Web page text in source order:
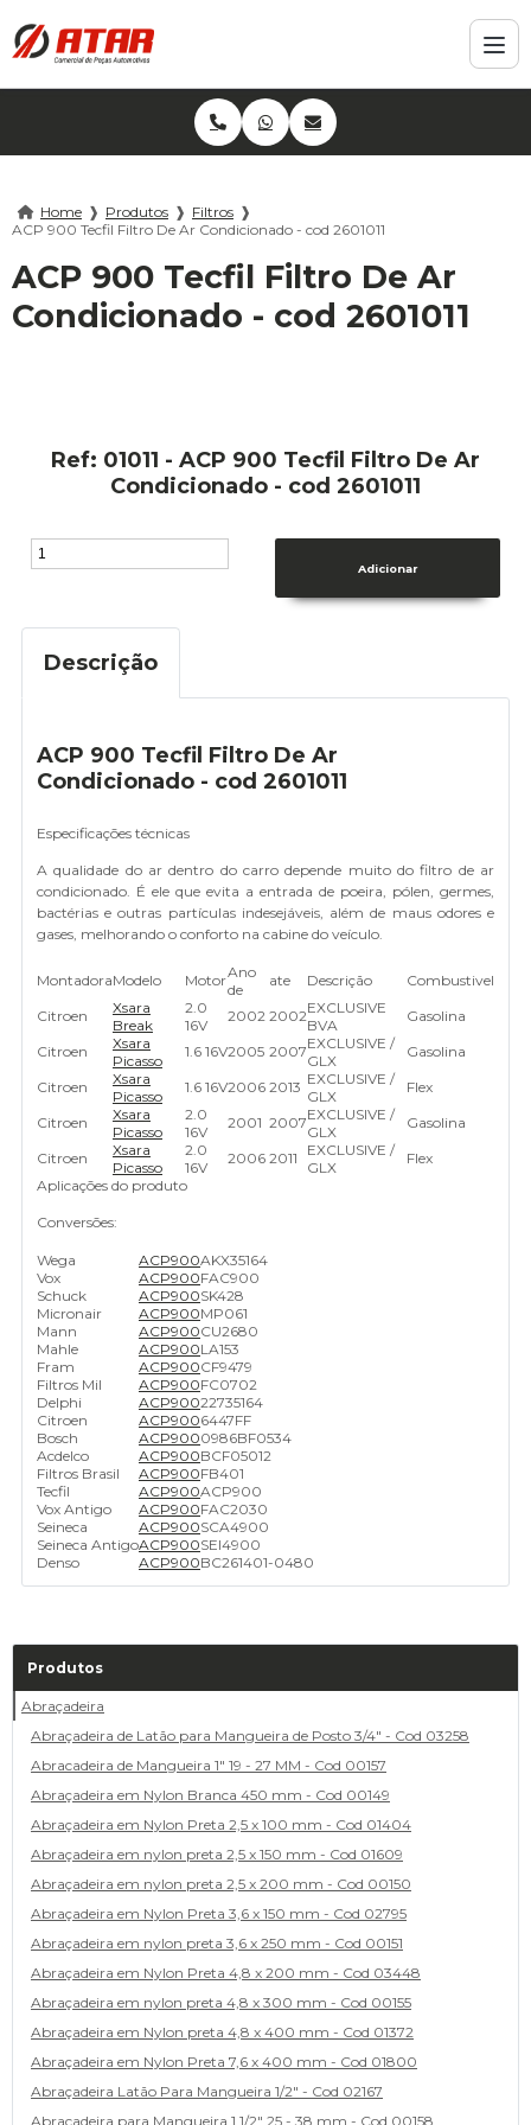
Home ❱ Produtos ❱ Filtros ❱
ACP 900 Tecfil Filtro De Ar Condicionado - cod 2601011
ACP 900 Tecfil Filtro De Ar
Condicionado - cod 2601011
Ref: 01011 - ACP 900 Tecfil Filtro De Ar
Condicionado - cod 2601011
Descrição
ACP 900 Tecfil Filtro De Ar
Condicionado - cod 2601011
Especificações técnicas
A qualidade do ar dentro do carro depende muito do filtro de ar
condicionado. É ele que evita a entrada de poeira, pólen, germes,
bactérias e outras partículas indesejáveis, além de maus odores e
gases, melhorando o conforto na cabine do veículo.
MontadoraModelo MotorAno
de
ate Descrição
Combustivel
Citroen
Xsara
Break
2.0
16V
2002 2002EXCLUSIVE
BVA
Gasolina
Citroen
Xsara
Picasso
1.6 16V2005 2007EXCLUSIVE /
GLX
Gasolina
Citroen
Xsara
Picasso
1.6 16V2006 2013 EXCLUSIVE /
GLX
Flex
Citroen
Xsara
Picasso
2.0
16V
2001 2007EXCLUSIVE /
GLX
Gasolina
Citroen
Xsara
Picasso
2.0
16V
2006 2011
EXCLUSIVE /
GLX
Flex
Aplicações do produto
Conversões:
Wega ACP900AKX35164
Vox
ACP900FAC900
Schuck
ACP900SK428
Micronair
ACP900MP061
Mann
ACP900CU2680
Mahle
ACP900LA153
Fram
ACP900CF9479
Filtros Mil
ACP900FC0702
Delphi
ACP90022735164
Citroen
ACP9006447FF
Bosch
ACP9000986BF0534
Acdelco
ACP900BCF05012
Filtros Brasil
ACP900FB401
Tecfil
ACP900ACP900
Vox Antigo
ACP900FAC2030
Seineca
ACP900SCA4900
Seineca AntigoACP900SEI4900
Denso
ACP900BC261401-0480
Produtos
Abraçadeira
Abraçadeira de Latão para Mangueira de Posto 3/4" - Cod 03258
Abracadeira de Mangueira 1" 19 - 27 MM - Cod 00157
Abraçadeira em Nylon Branca 450 mm - Cod 00149
Abraçadeira em Nylon Preta 2,5 x 100 mm - Cod 01404
Abraçadeira em nylon preta 2,5 x 150 mm - Cod 01609
Abraçadeira em nylon preta 2,5 x 200 mm - Cod 00150
Abraçadeira em Nylon Preta 3,6 x 150 mm - Cod 02795
Abraçadeira em nylon preta 3,6 x 250 mm - Cod 00151
Abraçadeira em Nylon Preta 4,8 x 200 mm - Cod 03448
Abraçadeira em nylon preta 4,8 x 300 mm - Cod 00155
Abraçadeira em Nylon preta 4,8 x 400 mm - Cod 01372
Abraçadeira em Nylon Preta 7,6 x 400 mm - Cod 01800
Abraçadeira Latão Para Mangueira 1/2" - Cod 02167
Abracadeira para Mangueira 1.1/2" 25 - 38 mm - Cod 00158